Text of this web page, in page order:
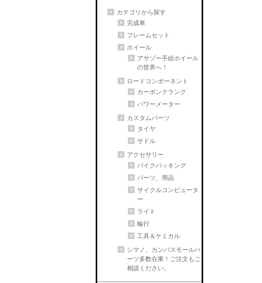
カテゴリから探す
完成車
フレームセット
ホイール
アサゾー手組ホイール
の世界へ！
ロードコンポーネント
カーボンクランク
パワーメーター
カスタムパーツ
タイヤ
サドル
アクセサリー
バイクパッキング
パーツ、用品
サイクルコンピュータ
ー
ライト
輪行
工具＆ケミカル
シマノ、カンパスモールパ
ーツ多数在庫！ご注文もご
相談ください。